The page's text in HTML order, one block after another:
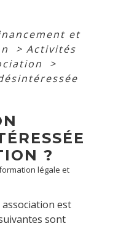
et
> Activités
>
?
légale et
est
sont